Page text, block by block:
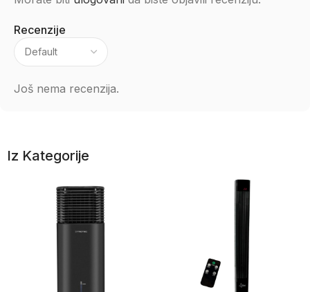
Recenzije
Još nema recenzija.
Iz Kategorije